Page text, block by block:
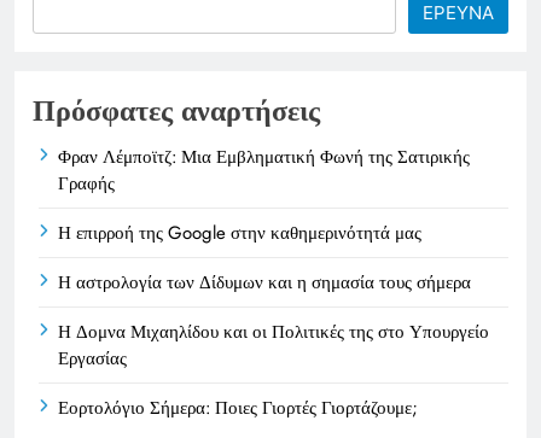
ΕΡΕΥΝΑ
Πρόσφατες αναρτήσεις
Φραν Λέμποϊτζ: Μια Εμβληματική Φωνή της Σατιρικής
Γραφής
Η επιρροή της Google στην καθημερινότητά μας
Η αστρολογία των Δίδυμων και η σημασία τους σήμερα
Η Δομνα Μιχαηλίδου και οι Πολιτικές της στο Υπουργείο
Εργασίας
Εορτολόγιο Σήμερα: Ποιες Γιορτές Γιορτάζουμε;